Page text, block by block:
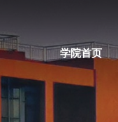
学院首页